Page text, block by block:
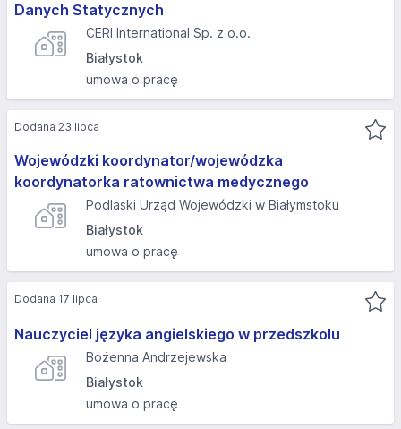
Danych Statycznych
CERI International Sp. z o.o.
Białystok
umowa o pracę
Wojewódzki koordynator/wojewódzka
koordynatorka ratownictwa medycznego
Podlaski Urząd Wojewódzki w Białymstoku
Białystok
umowa o pracę
Dodana 23 lipca
Nauczyciel języka angielskiego w przedszkolu
Bożenna Andrzejewska
Białystok
umowa o pracę
Dodana 17 lipca